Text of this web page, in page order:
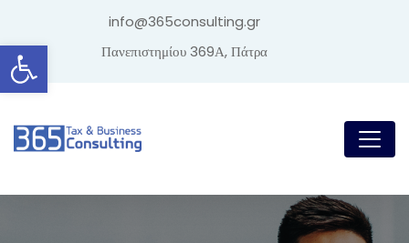
Ανοίξτε τη γραμμή εργαλείων
info@365consulting.gr
Πανεπιστημίου 369Α, Πάτρα